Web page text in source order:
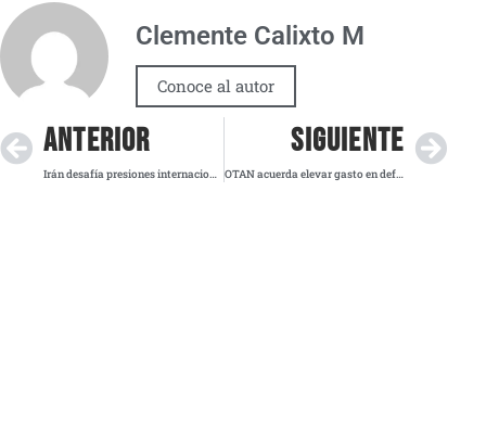
Clemente Calixto M
Conoce al autor
ANTERIOR
Irán desafía presiones internacionales y reafirma ante la ONU su programa nuclear pacífico
SIGUIENTE
OTAN acuerda elevar gasto en defensa al 5 % del PIB pese a rechazo de España